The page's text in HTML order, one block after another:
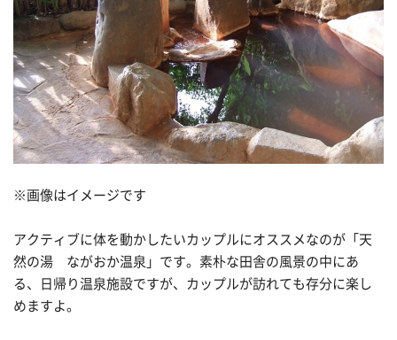
※画像はイメージです
アクティブに体を動かしたいカップルにオススメなのが「天
然の湯 ながおか温泉」です。素朴な田舎の風景の中にあ
る、日帰り温泉施設ですが、カップルが訪れても存分に楽し
めますよ。